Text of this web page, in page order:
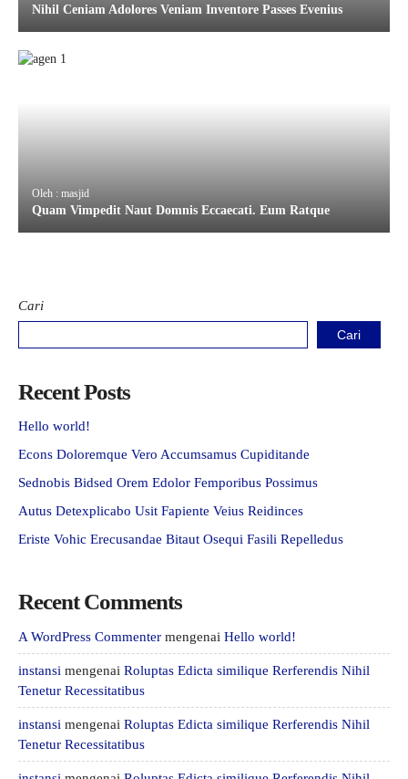
Nihil Ceniam Adolores Veniam Inventore Passes Evenius
Oleh : masjid
Quam Vimpedit Naut Domnis Eccaecati. Eum Ratque
Cari
Cari
Recent Posts
Hello world!
Econs Doloremque Vero Accumsamus Cupiditande
Sednobis Bidsed Orem Edolor Femporibus Possimus
Autus Detexplicabo Usit Fapiente Veius Reidinces
Eriste Vohic Erecusandae Bitaut Osequi Fasili Repelledus
Recent Comments
A WordPress Commenter mengenai Hello world!
instansi mengenai Roluptas Edicta similique Rerferendis Nihil
Tenetur Recessitatibus
instansi mengenai Roluptas Edicta similique Rerferendis Nihil
Tenetur Recessitatibus